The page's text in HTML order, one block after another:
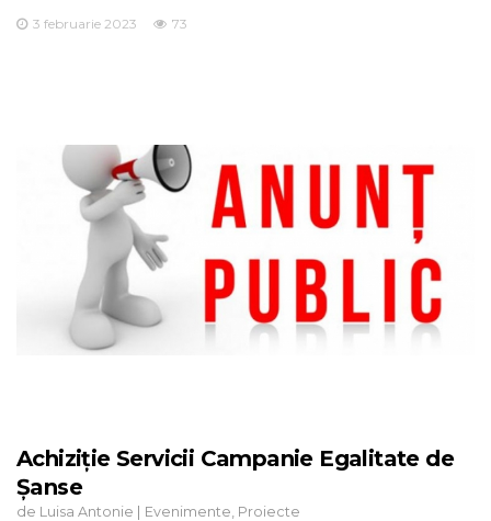
3 februarie 2023 73
Achiziţie Servicii Campanie Egalitate de
Şanse
de Luisa Antonie | Evenimente Proiecte